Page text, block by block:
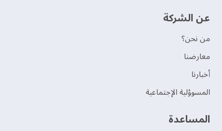
عن الشركة
من نحن؟
‫معارضنا‬
‫أخبارنا‬
المسوؤلية الإجتماعية
‫المساعدة‬